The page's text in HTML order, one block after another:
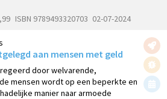
ISBN 9789493320703 02-07-2024
aan mensen met geld
door welvarende,
mensen wordt op een beperkte en
manier naar armoede